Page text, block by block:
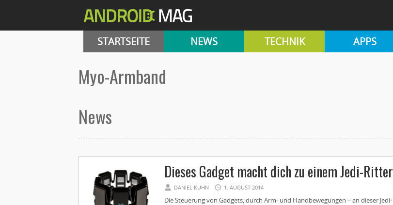
STARTSEITE NEWS TECHNIK APPS
Myo-Armband
News
Dieses Gadget macht dich zu einem Jedi-Ritter
DANIEL KUHN 1. AUGUST 2014
Die Steuerung von Gadgets, durch Arm- und Handbewegungen – an dieser Jedi-